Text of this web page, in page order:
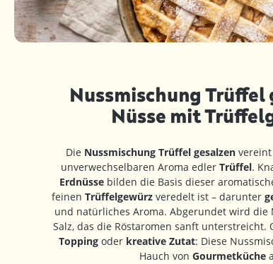
Nussmischung Trüffel
Nüsse mit
Die Nussmischung Trüffel gesalzenvereint
unverwechselbaren Aroma edler Trüffel.
Erdnüsse bilden die Basis dieser
feinen Trüffelgewürz veredelt ist – darunter
und natürliches Aroma. Abgerundet wird die
Salz, das die Röstaromen sanft unterstreicht.
Topping oder kreative Zutat: Diese
Hauch von Gourmetküche